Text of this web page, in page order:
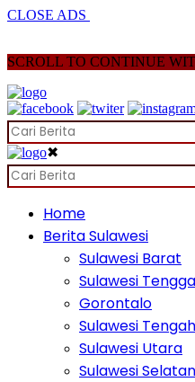
CLOSE ADS
SCROLL TO CONTINUE
✖
Home
Berita Sulawesi
Sulawesi Barat
Sulawesi
Gorontalo
Sulawesi Tengah
Sulawesi Utara
Sulawesi Selatan